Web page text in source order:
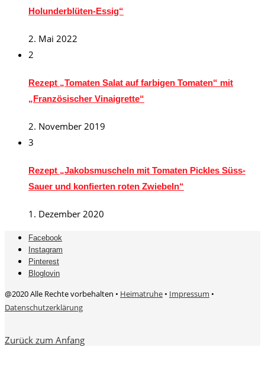
Holunderblüten-Essig“
2. Mai 2022
2
Rezept „Tomaten Salat auf farbigen Tomaten“ mit
„Französischer Vinaigrette“
2. November 2019
3
Rezept „Jakobsmuscheln mit Tomaten Pickles Süss-
Sauer und konfierten roten Zwiebeln“
1. Dezember 2020
Facebook
Instagram
Pinterest
Bloglovin
@2020 Alle Rechte vorbehalten • Heimatruhe • Impressum •
Datenschutzerklärung
Zurück zum Anfang